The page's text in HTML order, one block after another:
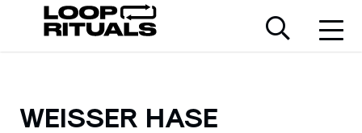
WEISSER HASE